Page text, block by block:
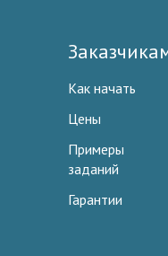
Как начать
Цены
Примеры
заданий
Гарантии